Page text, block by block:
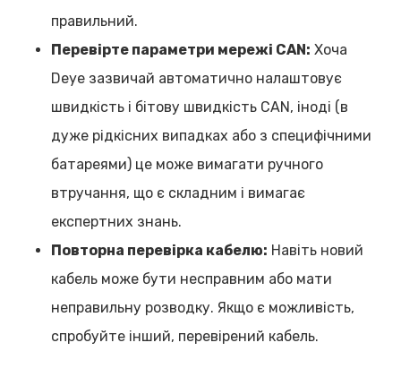
правильний.
Перевірте параметри мережі CAN: Хоча
Deye зазвичай автоматично налаштовує
швидкість і бітову швидкість CAN, іноді (в
дуже рідкісних випадках або з специфічними
батареями) це може вимагати ручного
втручання, що є складним і вимагає
експертних знань.
Повторна перевірка кабелю: Навіть новий
кабель може бути несправним або мати
неправильну розводку. Якщо є можливість,
спробуйте інший, перевірений кабель.